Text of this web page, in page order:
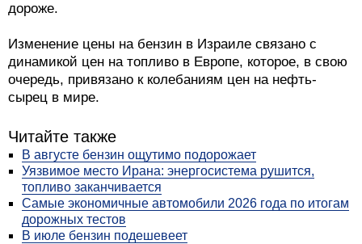
дороже.
Изменение цены на бензин в Израиле связано с
динамикой цен на топливо в Европе, которое, в свою
очередь, привязано к колебаниям цен на нефть-
сырец в мире.
Читайте также
В августе бензин ощутимо подорожает
Уязвимое место Ирана: энергосистема рушится,
топливо заканчивается
Самые экономичные автомобили 2026 года по итогам
дорожных тестов
В июле бензин подешевеет